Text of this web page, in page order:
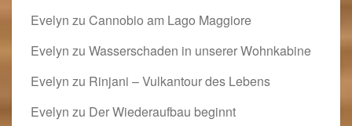
Evelyn zu Cannobio am Lago Maggiore
Evelyn zu Wasserschaden in unserer Wohnkabine
Evelyn zu Rinjani – Vulkantour des Lebens
Evelyn zu Der Wiederaufbau beginnt